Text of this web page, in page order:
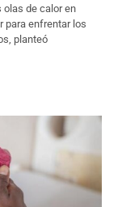
olas de calor en
para enfrentar los
planteó